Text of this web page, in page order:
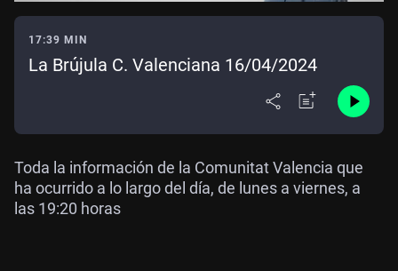
17:39 MIN
La Brújula C. Valenciana 16/04/2024
Toda la información de la Comunitat Valencia que
ha ocurrido a lo largo del día, de lunes a viernes, a
las 19:20 horas